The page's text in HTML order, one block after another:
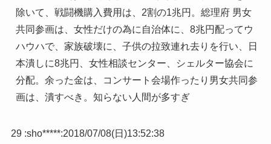
除いて、戦闘機購入費用は、2割の1兆円。総理府 男女
共同参画は、女性だけの為に自治体に、8兆円配ってウ
ハウハで、家族破壊に、子供の拉致連れ去りを行い、日
本潰しに8兆円、女性相談センター、シェルター協会に
分配。余った金は、コンサート会場作ったり男女共同参
画は、潰すべき。知らない人間が多すぎ
29 :sho*****:2018/07/08(日)13:52:38